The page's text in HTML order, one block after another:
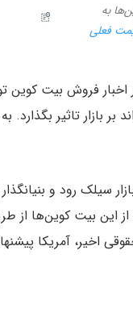
به
فعلی
اخبار فروش بیت
بازار تاثیر
بیت کوین از بازار سیلک
اخیر، آمریکا